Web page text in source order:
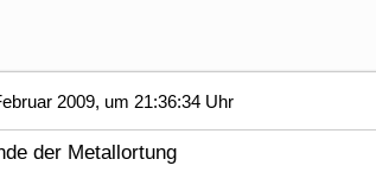
2009, um 21:36:34 Uhr
der Metallortung